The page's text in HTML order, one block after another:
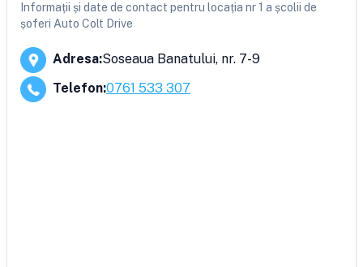
Informații și date de contact pentru locația nr 1 a școlii de
șoferi Auto Colt Drive
Adresa:Soseaua Banatului, nr. 7-9
Telefon:0761 533 307